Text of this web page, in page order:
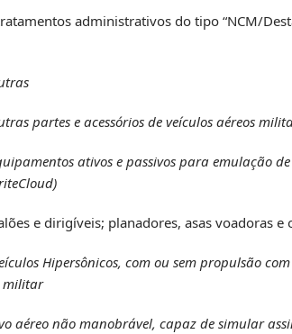
administrativos do tipo “NCM/
partes e acessórios de veículos aéreos
ativos e passivos para emulação
e dirigíveis; planadores, asas voadoras
Hipersônicos, com ou sem propulsão
militar
aéreo não manobrável, capaz de simular